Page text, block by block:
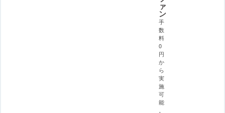
ァ
ン
手
数
料
0
円
か
ら
実
施
可
能